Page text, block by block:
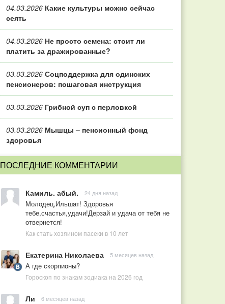
04.03.2026 Какие культуры можно сейчас
сеять
04.03.2026 Не просто семена: стоит ли
платить за дражированные?
03.03.2026 Соцподдержка для одиноких
пенсионеров: пошаговая инструкция
03.03.2026 Грибной суп с перловкой
03.03.2026 Мышцы – пенсионный фонд
здоровья
ПОСЛЕДНИЕ КОММЕНТАРИИ
Камиль. абый. 24 дня назад
Молодец,Ильшат! Здоровья
тебе,счастья,удачи!Дерзай и удача от тебя не
отвернется!
Как стать хозяином пасеки в 10 лет
Екатерина Николаева 5 месяцев назад
А где скорпионы?
Гороскоп по знакам зодиака на 2026 год
Ли 6 месяцев назад